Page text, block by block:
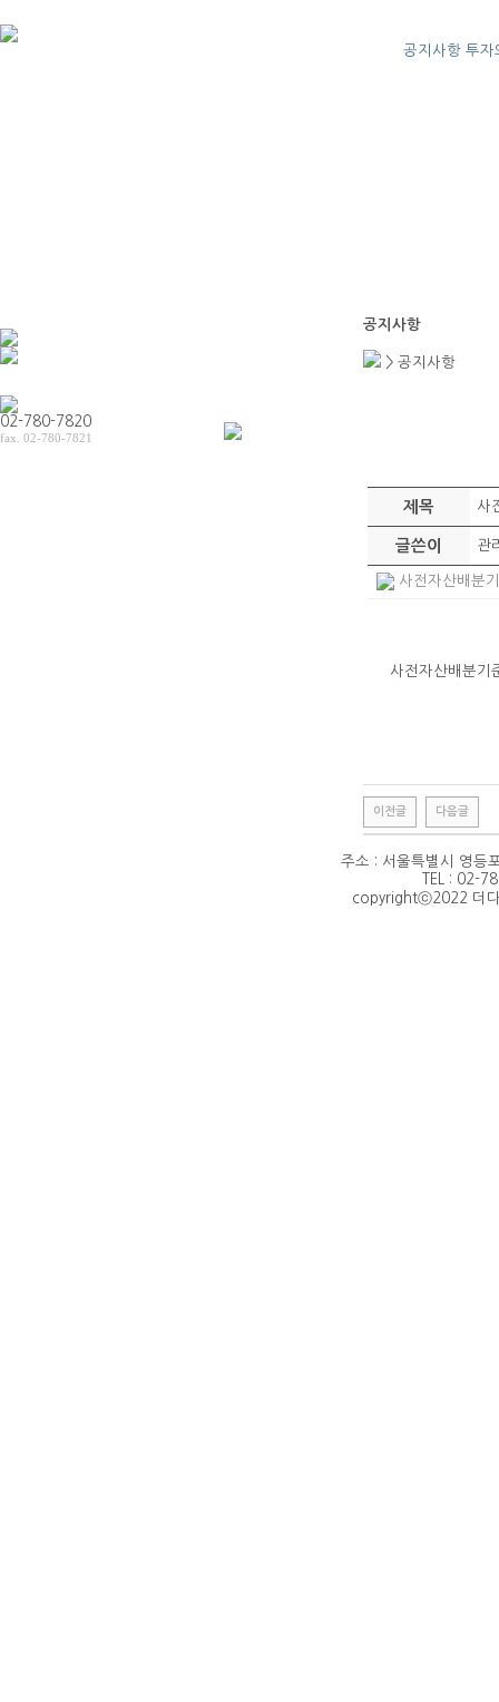
공지사항 투자
02-780-7820
fax. 02-780-7821
공지사항
> 공지사항
제목 사
글쓴이 관
사전자산배분
사전자산배분기
이전글 다음글
주소 : 서울특별시 영등
TEL : 02-
copyrightⓒ2022 더다